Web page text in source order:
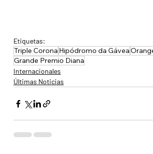
Etiquetas:
Triple Corona Hipódromo da Gávea
Grande Premio Diana
Internacionales
Últimas Noticias